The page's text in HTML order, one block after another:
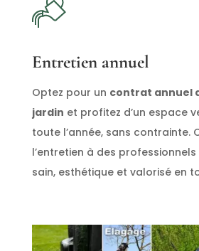
Entretien annuel
Optez pour un contrat annuel
jardin et profitez d’un espace
toute l’année, sans contrainte.
l’entretien à des
sain, esthétique et valorisé en